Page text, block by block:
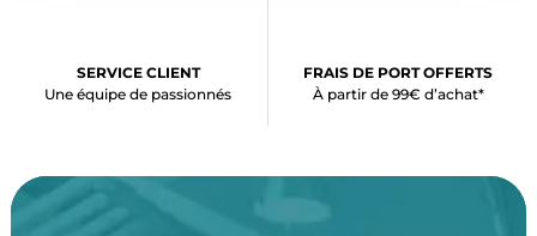
SERVICE CLIENT
Une équipe de passionnés
FRAIS DE PORT OFFERTS
À partir de 99€ d’achat*